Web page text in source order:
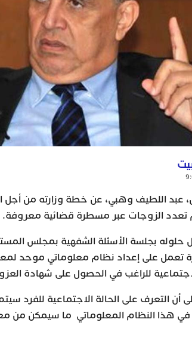
عبد اللطيف وهبي، عن خطة وزارته من أجل
تعدد الزوجات عبر مسطرة قضائية معروفة.
تعمل على إعداد نظام معلوماتي موحد
للراغب في الحصول على شهادة
أن التعرف على الحالة الاجتماعية للفرد
في هذا النظام المعلوماتي ما سيمكن من